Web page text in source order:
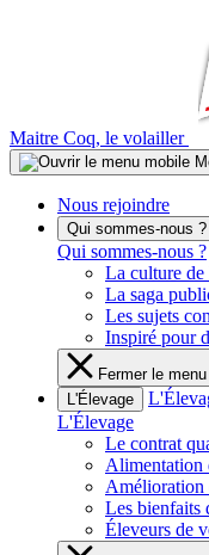
Maitre Coq, le volailler
Nous rejoindre
Qui sommes-nous ?
Qui sommes-nous ?
La culture de
La saga
Les sujets
Inspiré pour
Fermer le
L'Élevage
L'Élevage
Le contrat
Alimentation
Amélioration
Les bienfaits
Éleveurs de